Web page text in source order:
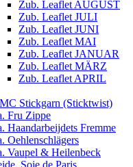
Zub. Leaflet AUGUST
Zub. Leaflet JULI
Zub. Leaflet JUNI
Zub. Leaflet MAI
Zub. Leaflet JANUAR
Zub. Leaflet MÄRZ
Zub. Leaflet APRIL
Stickgarn (Sticktwist)
Fru Zippe
Haandarbeijdets Fremme
Oehlenschlägers
Vaupel & Heilenbeck
Soie de Paris